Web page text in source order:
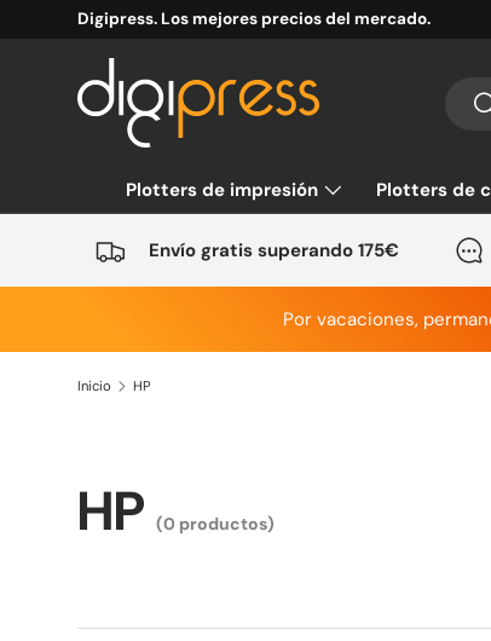
Digipress. Los mejores precios del mercado.
Buscar
Plotters de impresión Plotters de
Envío gratis superando 175€
Por vacaciones,
Inicio HP
HP (0 productos)